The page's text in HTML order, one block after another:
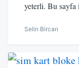
yeterli. Bu
Selin Bircan